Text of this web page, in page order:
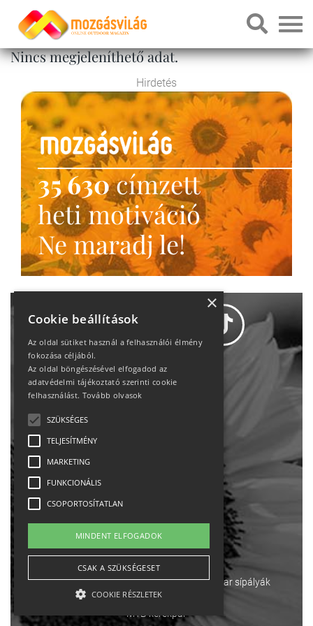
Nincs megjeleníthető adat.
Hirdetés
35 630címzett
heti motiváció
Ne maradj le!
Adatvédelem
Impresszum-kapcsolat
English
Ebike Osztrák sípályák Magyar sípályák
MTB kerékpár
×
Cookie beállítások
Az oldal sütiket használ a felhasználói élmény
fokozása céljából.
Az oldal böngészésével elfogadod az
adatvédelmi tájékoztató szerinti cookie
felhasználást. Tovább olvasok
SZÜKSÉGES
TELJESÍTMÉNY
MARKETING
FUNKCIONÁLIS
CSOPORTOSÍTATLAN
MINDENT ELFOGADOK
CSAK A SZÜKSÉGESET
COOKIE RÉSZLETEK